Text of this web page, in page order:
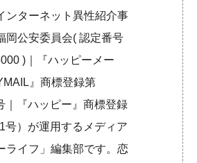
ンターネット異性紹介事
岡公安委員会( 認定番号
)｜『ハッピーメー
』商標登録第
｜『ハッピー』商標登録
号）が運用するメディア
ライフ」編集部です。恋